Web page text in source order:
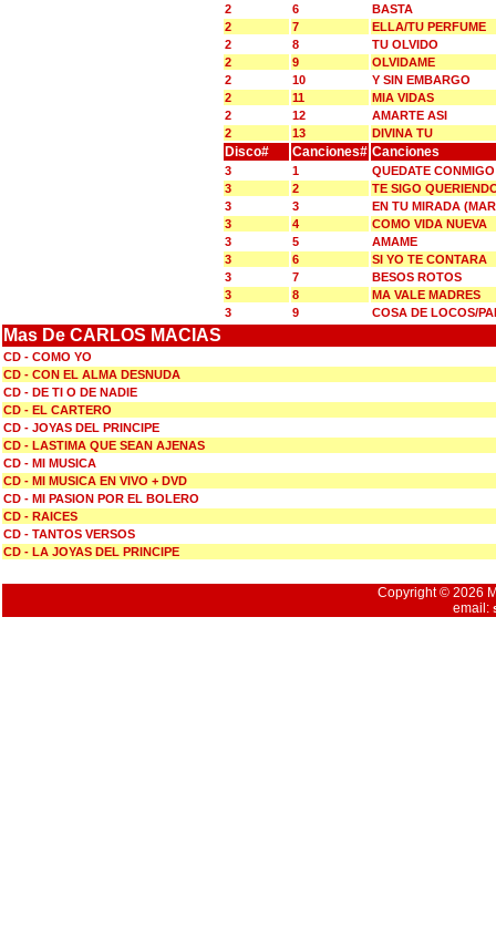
2
6
BASTA
2
7
ELLA/TU PERFUME
2
8
TU OLVIDO
2
9
OLVIDAME
2
10
Y SIN EMBARGO
2
11
MIA VIDAS
2
12
AMARTE ASI
2
13 DIVINA TU
Disco# Canciones# Canciones
3 1
QUEDATE
3
2
TE SIGO
3
3
EN TU MIRADA
3
4
COMO VIDA NUEVA
3
5
AMAME
3
6
SI YO TE CONTARA
3
7
BESOS ROTOS
3
8
MA VALE MADRES
3
9 COSA DE LOCOS/
Mas De CARLOS MACIAS
CD - COMO YO
CD - CON EL ALMA DESNUDA
CD - DE TI O DE NADIE
CD - EL CARTERO
CD - JOYAS DEL PRINCIPE
CD - LASTIMA QUE SEAN AJENAS
CD - MI MUSICA
CD - MI MUSICA EN VIVO + DVD
CD - MI PASION POR EL BOLERO
CD - RAICES
CD - TANTOS VERSOS
CD - LA JOYAS DEL PRINCIPE
Copyright © 2026
email: